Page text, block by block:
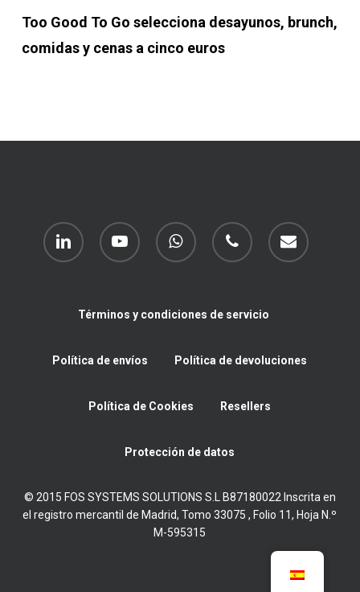
Too Good To Go selecciona desayunos, brunch,
comidas y cenas a cinco euros
linkedin youtube whatsapp phone email
Términos y condiciones de servicio
Política de envíos Política de devoluciones
Política de Cookies Resellers
Protección de datos
© 2015 FOS SYSTEMS SOLUTIONS S.L B87180022 Inscrita en
el registro mercantil de Madrid, Tomo 33075 , Folio 11, Hoja N.º
M-595315